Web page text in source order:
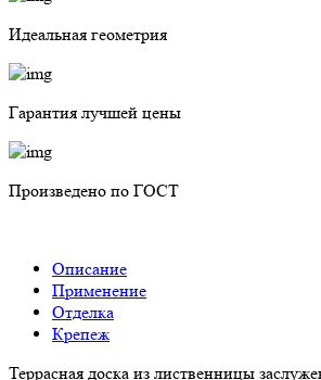
Идеальная геометрия
Гарантия лучшей цены
Произведено по ГОСТ
Описание
Применение
Отделка
Крепеж
Террасная доска из лиственницы